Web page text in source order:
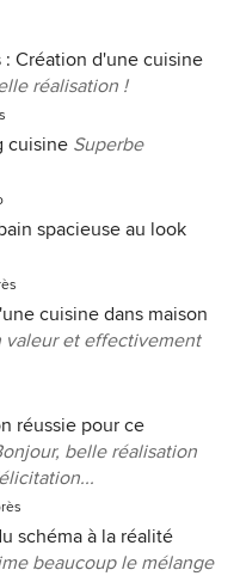
Création d'une cuisine
réalisation !
cuisine Superbe
spacieuse au look
cuisine dans maison
valeur et effectivement
réussie pour ce
belle réalisation
schéma à la réalité
beaucoup le mélange